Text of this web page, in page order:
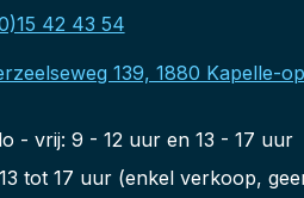
42 43 54
139, 1880 Kapelle-
- vrij: 9 - 12 uur en 13 - 17 uur
tot 17 uur (enkel verkoop,